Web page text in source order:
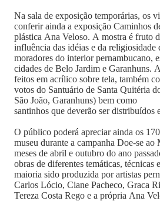
Na sala de exposição temporárias, os
conferir ainda a exposição Caminhos
plástica Ana Veloso. A mostra é fruto
influência das idéias e da religiosidade
moradores do interior pernambucano,
cidades de Belo Jardim e Garanhuns.
feitos em acrílico sobre tela, também
votos do Santuário de Santa Quitéria
São João, Garanhuns) bem como
santinhos que deverão ser distribuídos
O público poderá apreciar ainda os
museu durante a campanha Doe-se
meses de abril e outubro do ano
obras de diferentes temáticas, técnicas
maioria sido produzida por artistas
Carlos Lócio, Ciane Pacheco, Graca
Tereza Costa Rego e a própria Ana